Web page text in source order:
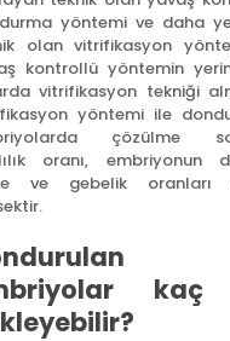
yöntemi ve daha
olan vitrifikasyon
kontrollü yöntemin
vitrifikasyon tekniği
yöntemi ile
çözülme
oranı, embriyonun
ve gebelik oranları
kaç